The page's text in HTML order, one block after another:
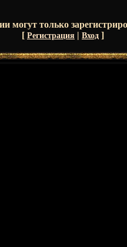
могут только
[ Регистрация | Вход ]